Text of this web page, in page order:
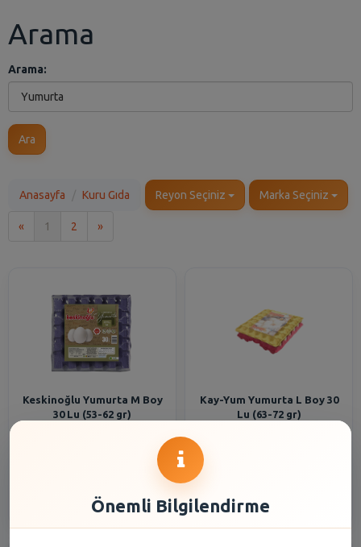
Arama
Arama:
Ara
Anasayfa Kuru Gıda Reyon Seçiniz Marka Seçiniz
« 1 2 »Son
Keskinoğlu Yumurta M Boy
30 Lu (53-62 gr)
Kay-Yum Yumurta L Boy 30
Lu (63-72 gr)
Önemli Bilgilendirme